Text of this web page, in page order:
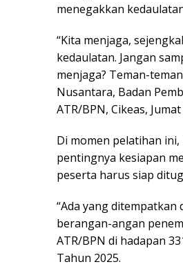
menegakkan
“Kita menjaga,
kedaulatan. Jangan
menjaga? Teman-
Nusantara, Badan
ATR/BPN, Cikeas,
Di momen pelatihan
pentingnya kesiapan
peserta harus siap
“Ada yang ditempatkan
berangan-angan
ATR/BPN di hadapan
Tahun 2025.